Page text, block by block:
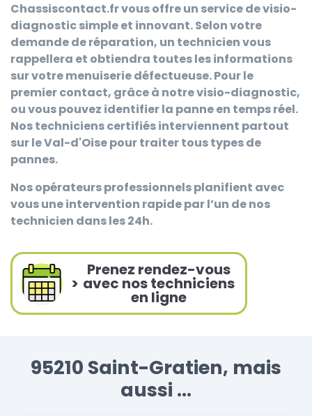
Chassiscontact.frvous offre un service de visio-
diagnostic simple et innovant. Selon votre
demande de réparation, un technicien vous
rappellera et obtiendra toutes les informations
sur votre menuiserie défectueuse. Pour le
premier contact, grâce à notre visio-diagnostic,
ou vous pouvez identifier la panne en temps réel.
Nos techniciens certifiés interviennent partout
sur le Val-d'Oise pour traiter tous types de
pannes.
Nos opérateurs professionnels planifient avec
vous une intervention rapide par l’un de nos
technicien dans les 24h.
>
Prenez rendez-vous
avec nos techniciens
en ligne
95210 Saint-Gratien, mais
aussi ...